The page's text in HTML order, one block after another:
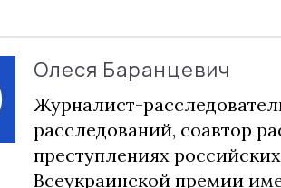
Олеся Баранцевич
Журналист-
расследований, соавтор
преступлениях
Всеукраинской премии